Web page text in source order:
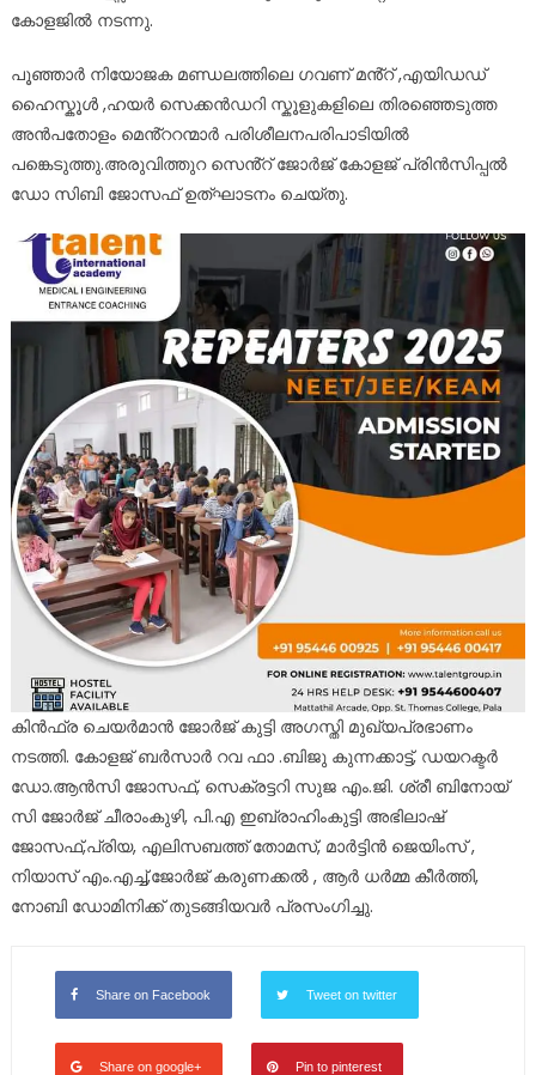
കോളജിൽ നടന്നു.
പൂഞ്ഞാർ നിയോജക മണ്ഡലത്തിലെ ഗവണ് മൻ്റ് ,എയിഡഡ്
ഹൈസ്കൂൾ ,ഹയർ സെക്കൻഡറി സ്കൂളുകളിലെ തിരഞ്ഞെടുത്ത
അൻപതോളം മെൻ്ററന്മാർ പരിശീലനപരിപാടിയിൽ
പങ്കെടുത്തു.അരുവിത്തുറ സെൻ്റ് ജോർജ് കോളജ് പ്രിൻസിപ്പൽ
ഡോ സിബി ജോസഫ് ഉത്ഘാടനം ചെയ്തു.
കിൻഫ്ര ചെയർമാൻ ജോർജ് കുട്ടി അഗസ്തി മുഖ്യപ്രഭാണം
നടത്തി. കോളജ് ബർസാർ റവ ഫാ .ബിജു കുന്നക്കാട്ട്, ഡയറക്ടർ
ഡോ.ആൻസി ജോസഫ്, സെക്രട്ടറി സുജ എം.ജി. ശ്രീ ബിനോയ്
സി ജോർജ് ചീരാംകുഴി, പി.എ ഇബ്രാഹിംകുട്ടി അഭിലാഷ്
ജോസഫ്,പ്രിയ, എലിസബത്ത് തോമസ്, മാർട്ടിൻ ജെയിംസ് ,
നിയാസ് എം.എച്ച്,ജോർജ് കരുണക്കൽ , ആർ ധർമ്മ കീർത്തി,
നോബി ഡോമിനിക്ക് തുടങ്ങിയവർ പ്രസംഗിച്ചു.
Share on Facebook Tweet on twitter
Share on google+ Pin to pinterest